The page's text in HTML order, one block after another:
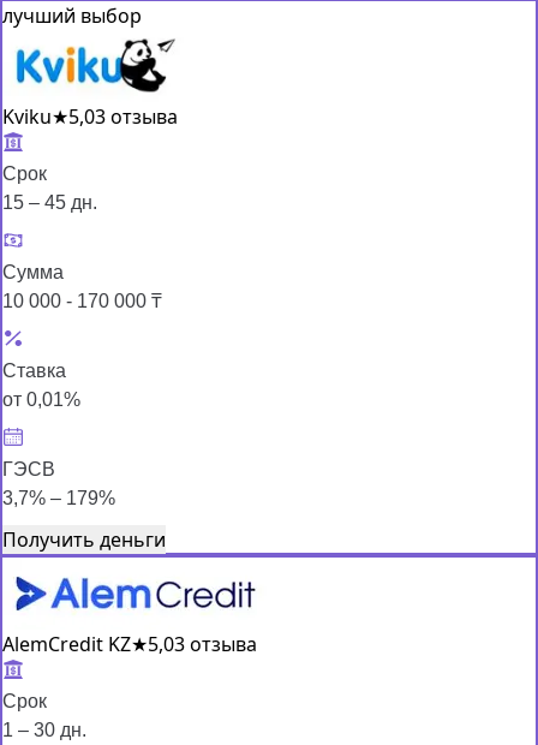
лучший выбор
Kviku★5,03 отзыва
Срок
15 – 45 дн.
Сумма
10 000 - 170 000 ₸
Ставка
от 0,01%
ГЭСВ
3,7% – 179%
Получить деньги
AlemCredit KZ★5,03 отзыва
Срок
1 – 30 дн.